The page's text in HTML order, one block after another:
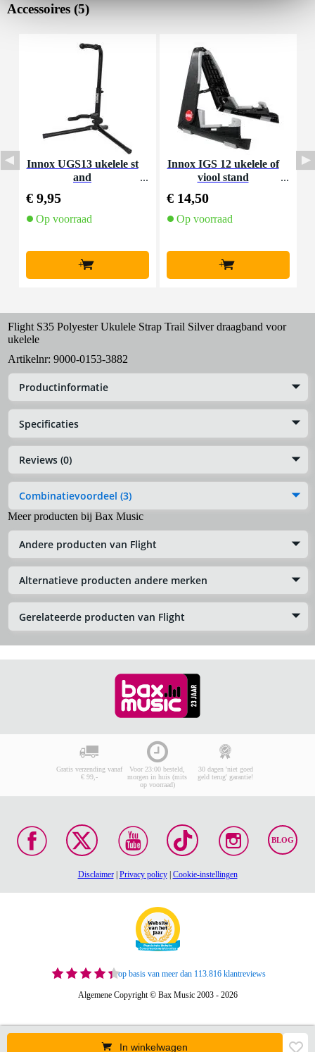
Accessoires (5)
Innox UGS13 ukelele st
and
€ 9,95
Op voorraad
+
Innox IGS 12 ukelele of
viool stand
€ 14,50
Op voorraad
+
Flight S35 Polyester Ukulele Strap Trail Silver draagband voor
ukelele
Artikelnr: 9000-0153-3882
Productinformatie
Specificaties
Reviews (0)
Combinatievoordeel (3)
Meer producten bij Bax Music
Andere producten van Flight
Alternatieve producten andere merken
Gerelateerde producten van Flight
In winkelwagen
Gratis verzending vanaf
€ 99,-
Voor 23:00 besteld,
morgen in huis (mits
op voorraad)
30 dagen 'niet goed
geld terug' garantie!
BLOG
Disclaimer| Privacy policy| Cookie-instellingen
op basis van meer dan 113.816 klantreviews
Algemene Copyright © Bax Music 2003 - 2026